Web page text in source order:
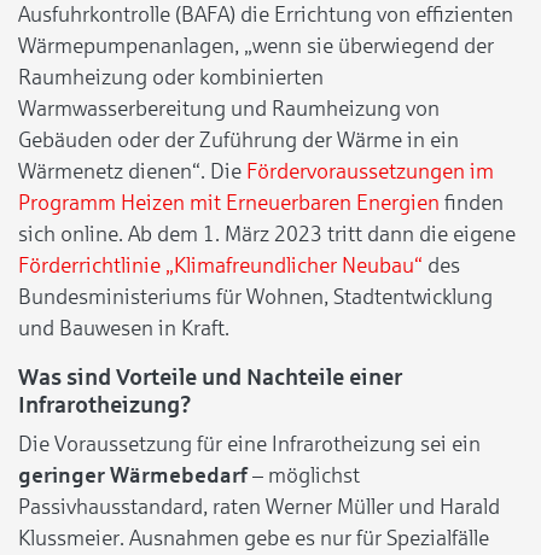
Ausfuhrkontrolle (BAFA) die Errichtung von effizienten
Wärmepumpenanlagen, „wenn sie überwiegend der
Raumheizung oder kombinierten
Warmwasserbereitung und Raumheizung von
Gebäuden oder der Zuführung der Wärme in ein
Wärmenetz dienen“. Die Fördervoraussetzungen im
Programm Heizen mit Erneuerbaren Energien finden
sich online. Ab dem 1. März 2023 tritt dann die eigene
Förderrichtlinie „Klimafreundlicher Neubau“ des
Bundesministeriums für Wohnen, Stadtentwicklung
und Bauwesen in Kraft.
Was sind Vorteile und Nachteile einer
Infrarotheizung?
Die Voraussetzung für eine Infrarotheizung sei ein
geringer Wärmebedarf– möglichst
Passivhausstandard, raten Werner Müller und Harald
Klussmeier. Ausnahmen gebe es nur für Spezialfälle